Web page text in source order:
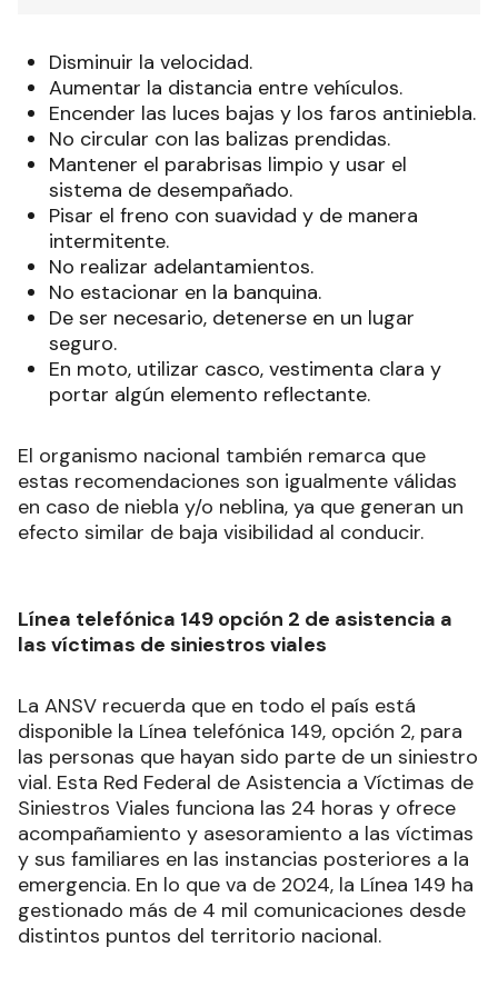
Disminuir la velocidad.
Aumentar la distancia entre vehículos.
Encender las luces bajas y los faros antiniebla.
No circular con las balizas prendidas.
Mantener el parabrisas limpio y usar el
sistema de desempañado.
Pisar el freno con suavidad y de manera
intermitente.
No realizar adelantamientos.
No estacionar en la banquina.
De ser necesario, detenerse en un lugar
seguro.
En moto, utilizar casco, vestimenta clara y
portar algún elemento reflectante.
El organismo nacional también remarca que
estas recomendaciones son igualmente válidas
en caso de niebla y/o neblina, ya que generan un
efecto similar de baja visibilidad al conducir.
Línea telefónica 149 opción 2 de asistencia a
las víctimas de siniestros viales
La ANSV recuerda que en todo el país está
disponible la Línea telefónica 149, opción 2, para
las personas que hayan sido parte de un siniestro
vial. Esta Red Federal de Asistencia a Víctimas de
Siniestros Viales funciona las 24 horas y ofrece
acompañamiento y asesoramiento a las víctimas
y sus familiares en las instancias posteriores a la
emergencia. En lo que va de 2024, la Línea 149 ha
gestionado más de 4 mil comunicaciones desde
distintos puntos del territorio nacional.